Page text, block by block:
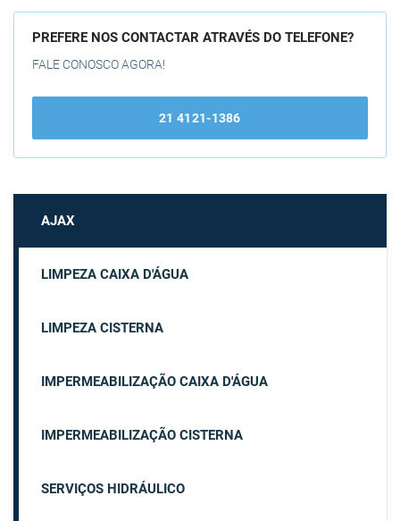
PREFERE NOS CONTACTAR ATRAVÉS DO TELEFONE?
FALE CONOSCO AGORA!
21 4121-1386
AJAX
LIMPEZA CAIXA D'ÁGUA
LIMPEZA CISTERNA
IMPERMEABILIZAÇÃO CAIXA D'ÁGUA
IMPERMEABILIZAÇÃO CISTERNA
SERVIÇOS HIDRÁULICO